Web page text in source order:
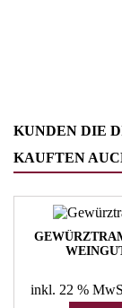
KUNDEN DIE
KAUFTEN
inkl. 22 %